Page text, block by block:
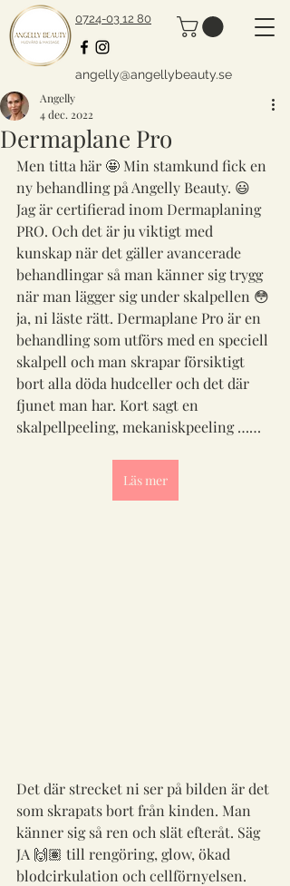
0724-03 12 80
angelly@angellybeauty.se
Dermaplane Pro
Angelly
4 dec. 2022
Men titta här 🤩 Min stamkund fick en
ny behandling på Angelly Beauty. 😃
Jag är certifierad inom Dermaplaning
PRO. Och det är ju viktigt med
kunskap när det gäller avancerade
behandlingar så man känner sig trygg
när man lägger sig under skalpellen 😳
ja, ni läste rätt. Dermaplane Pro är en
behandling som utförs med en speciell
skalpell och man skrapar försiktigt
bort alla döda hudceller och det där
fjunet man har. Kort sagt en
skalpellpeeling, mekaniskpeeling ……
Läs mer
Det där strecket ni ser på bilden är det
som skrapats bort från kinden. Man
känner sig så ren och slät efteråt. Säg
JA 🙌🏽 till rengöring, glow, ökad
blodcirkulation och cellförnyelsen.